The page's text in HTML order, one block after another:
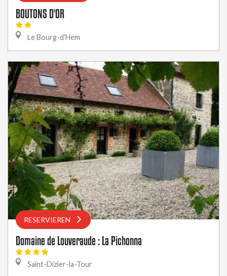
BOUTONS D'OR
Le Bourg-d'Hem
RESERVIEREN
Domaine de Louveraude : La Pichonna
Saint-Dizier-la-Tour